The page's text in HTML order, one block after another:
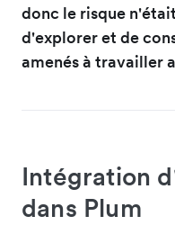
donc le risque
d'explorer et de
amenés à travailler
Intégration
dans Plum